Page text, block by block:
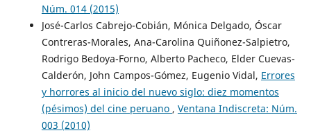
Núm. 014 (2015)
José-Carlos Cabrejo-Cobián, Mónica Delgado, Óscar
Contreras-Morales, Ana-Carolina Quiñonez-Salpietro,
Rodrigo Bedoya-Forno, Alberto Pacheco, Elder Cuevas-
Calderón, John Campos-Gómez, Eugenio Vidal, Errores
y horrores al inicio del nuevo siglo: diez momentos
(pésimos) del cine peruano , Ventana Indiscreta: Núm.
003 (2010)